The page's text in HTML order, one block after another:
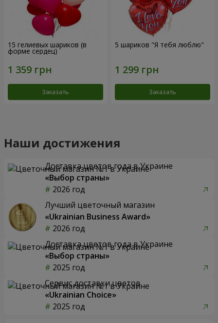
15 гелиевых шариков (в
форме сердец)
Заказать
5 шариков "Я тебя люблю"
Заказать
Наши достижения
Доставка цветов года в Украине
«Выбор страны»
2026 год
Лучший цветочный магазин
«Ukrainian Business Award»
2026 год
Доставка цветов года в Украине
«Выбор страны»
2025 год
Сервис доставки цветов
«Ukrainian Choice»
2025 год